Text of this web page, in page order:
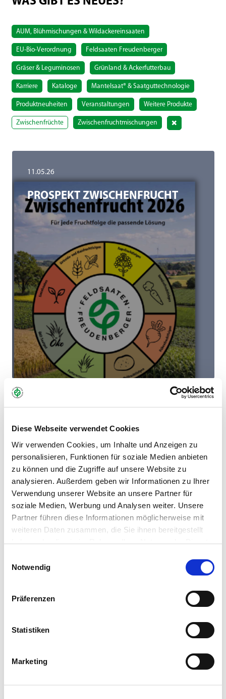
Diese Webseite verwendet Cookies
Wir verwenden Cookies, um Inhalte und Anzeigen zu
personalisieren, Funktionen für soziale Medien anbieten
zu können und die Zugriffe auf unsere Website zu
analysieren. Außerdem geben wir Informationen zu Ihrer
Verwendung unserer Website an unsere Partner für
soziale Medien, Werbung und Analysen weiter. Unsere
Partner führen diese Informationen möglicherweise mit
weiteren Daten zusammen, die Sie ihnen bereitgestellt
haben oder die sie im Rahmen Ihrer Nutzung der Dienste
Notwendig
Präferenzen
Statistiken
Marketing
AUM, Blühmischungen & Wildackereinsaaten
EU-Bio-Verordnung Feldsaaten Freudenberger
Gräser & Leguminosen Grünland & Ackerfutterbau
Karriere Kataloge Mantelsaat® & Saatguttechnologie
Produktneuheiten Veranstaltungen Weitere Produkte
Zwischenfrüchte Zwischenfruchtmischungen
11.05.26
PROSPEKT ZWISCHENFRUCHT
IM PORTRAIT: ÖLRETTICH
20.05.25
PROSPEKT ZWISCHENFRUCHT